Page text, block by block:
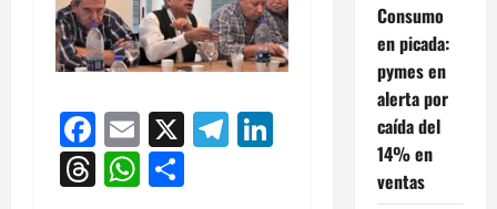
Facebook
Email
X Telegram
LinkedIn
Threads
WhatsApp
Consumo
en picada:
pymes en
alerta por
caída del
14% en
ventas